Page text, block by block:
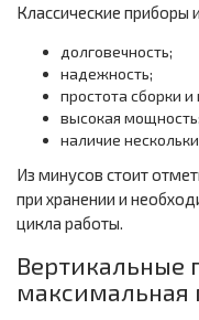
Классические
долговечность;
надежность;
простота сборки и
высокая мощность;
наличие
Из минусов стоит
при хранении и
цикла работы.
Вертикальные
максимальная